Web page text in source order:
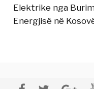
Elektrike nga
Energjisë në